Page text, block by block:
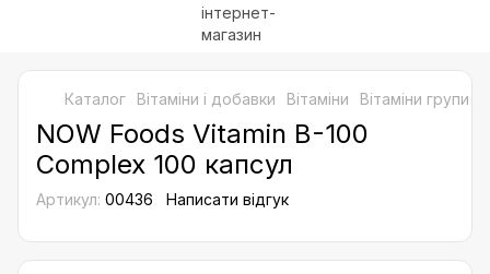
Каталог Bітаміни і добавки Вітаміни Вітаміни групи B
NOW Foods Vitamin B-100
Complex 100 капсул
Артикул: 00436 Написати відгук